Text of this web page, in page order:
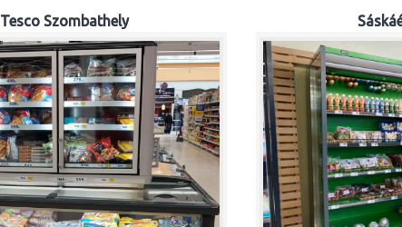
Tesco Szombathely